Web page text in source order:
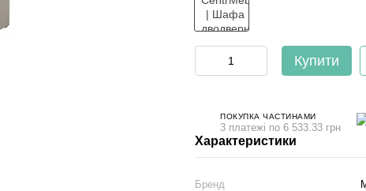
Купити
ПОКУПКА ЧАСТИНАМИ
3 платежі по 6 533.33 грн
Характеристики
Бренд